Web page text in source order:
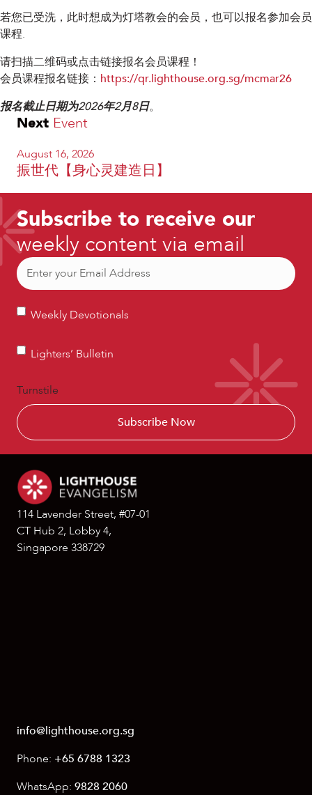
若您已受洗，此时想成为灯塔教会的会员，也可以报名参加会员
课程.
请扫描二维码或点击链接报名会员课程！
会员课程报名链接： https://qr.lighthouse.org.sg/mcmar26
报名截止日期为2026年2月8日。
Next Event
August 16, 2026
振世代【身心灵建造日】
Subscribe to receive our
weekly content via email
Email
Weekly
Weekly Devotionals
Lighters’
Lighters’ Bulletin
Turnstile
114 Lavender Street, #07-01
CT Hub 2, Lobby 4,
Singapore 338729
info@lighthouse.org.sg
Phone: +65 6788 1323
WhatsApp: 9828 2060